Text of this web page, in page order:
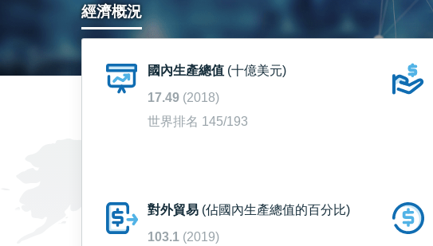
經濟概況
國內生產總值 (十億美元)
17.49 (2018)
世界排名 145/193
對外貿易 (佔國內生產總值的百分比)
103.1 (2019)